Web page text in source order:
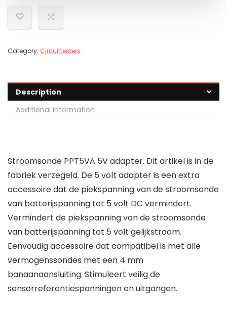
Category: Circuittesters
Description
Additional information
Stroomsonde PPT5VA 5V adapter. Dit artikel is in de
fabriek verzegeld. De 5 volt adapter is een extra
accessoire dat de piekspanning van de stroomsonde
van batterijspanning tot 5 volt DC vermindert.
Vermindert de piekspanning van de stroomsonde
van batterijspanning tot 5 volt gelijkstroom.
Eenvoudig accessoire dat compatibel is met alle
vermogenssondes met een 4 mm
banaanaansluiting. Stimuleert veilig de
sensorreferentiespanningen en uitgangen.